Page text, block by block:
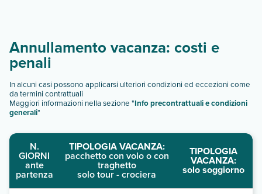
Annullamento vacanza: costi e
penali
In alcuni casi possono applicarsi ulteriori condizioni ed eccezioni come
da termini contrattuali
Maggiori informazioni nella sezione "Info precontrattuali e condizioni
generali"
N.
GIORNI
ante
partenza
TIPOLOGIA VACANZA:
pacchetto con volo o con
traghetto
solo tour - crociera
TIPOLOGIA
VACANZA:
solo soggiorno